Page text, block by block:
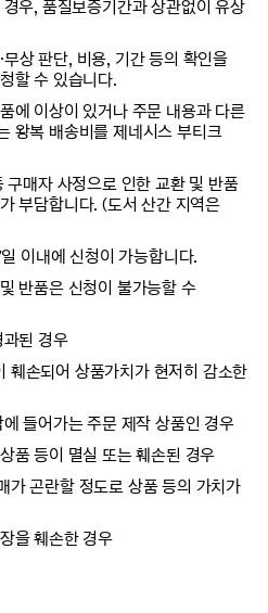
우, 품질보증기간과 상관없이 유상
상 판단, 비용, 기간 등의 확인을
할 수 있습니다.
에 이상이 있거나 주문 내용과 다른
왕복 배송비를 제네시스 부티크
매자 사정으로 인한 교환 및 반품
부담합니다. (도서 산간 지역은
이내에 신청이 가능합니다.
반품은 신청이 불가능할 수
과된 경우
훼손되어 상품가치가 현저히 감소한
들어가는 주문 제작 상품인 경우
품 등이 멸실 또는 훼손된 경우
가 곤란할 정도로 상품 등의 가치가
을 훼손한 경우